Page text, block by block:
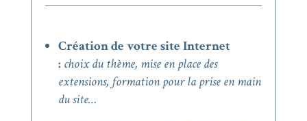
Création de votre site Internet
: choix du thème, mise en place des
extensions, formation pour la prise en main
du site…